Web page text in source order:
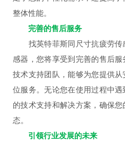
整体性能。
完善的售后服务
找英特菲斯同尺寸抗疲劳传
感器，您将享受到完善的售后
技术支持团队，能够为您提供
位服务。无论您在使用过程中
的技术支持和解决方案，确保
态。
引领行业发展的未来